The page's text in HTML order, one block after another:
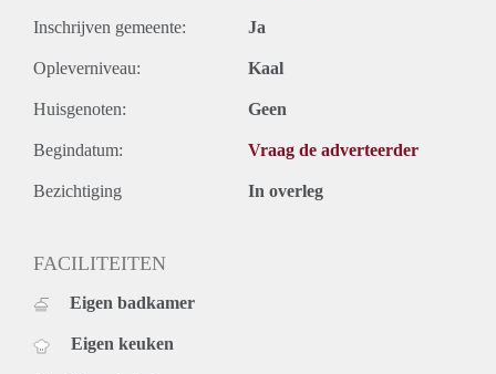
Inschrijven gemeente: Ja
Opleverniveau: Kaal
Huisgenoten: Geen
Begindatum: Vraag de adverteerder
Bezichtiging In overleg
FACILITEITEN
Eigen badkamer
Eigen keuken